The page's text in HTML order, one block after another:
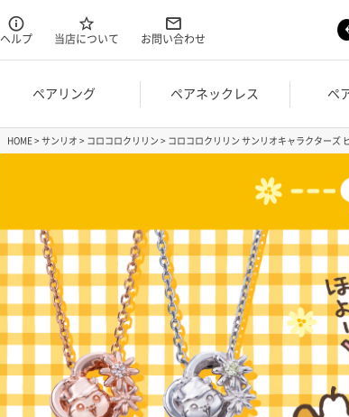
ヘルプ 当店について お問い合わせ
ペアリング ペアネックレス ペ
HOME サンリオ コロコロクリリン コロコロクリリン サンリオキャラクターズ